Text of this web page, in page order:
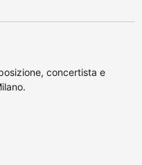
concertista e